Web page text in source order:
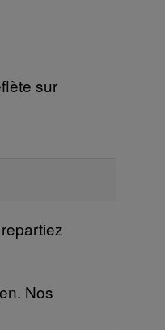
sur
Nos